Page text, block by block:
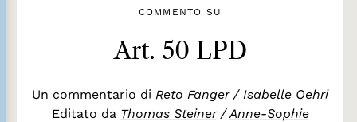
COMMENTO SU
Art. 50 LPD
Un commentario di Reto Fanger/ Isabelle Oehri
Editato da Thomas Steiner/Anne-Sophie